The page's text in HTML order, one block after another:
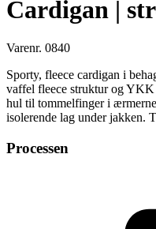
Cardigan |
Varenr. 0840
Sporty, fleece cardigan i
vaffel fleece struktur og YKK
hul til tommelfinger i
isolerende lag under jakken.
Processen